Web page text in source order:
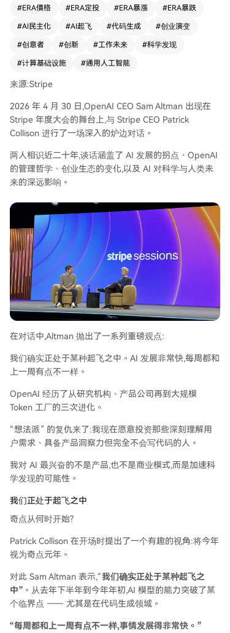
关键在于CEO亲自下场推动自动化，而非仅口头倡
机构，到产品公司，再到如今致力于成为大规模、
低成本、像电力一样的智能“Token工厂”基础设
薄。 在管理上，OpenAI依靠对“规模化”的共同信
念集中资源，Altman本人也通过Slack直接与数百
为“想法派的复仇”已经到来。深度理解用户、具备
产品洞察力的非技术创业者，如今借助AI工具也能
快速构建产品，值得投资。面对AGI可能在未来几
年到来的不确定性，他主张以“不信之信”的态度，
既做长期基础设施投入，又对近期保持清醒。 最
令Altman兴奋的是AI加速科学发现的潜力。它正在
并将在材料科学、能源（如核聚变）等领域带来飞
跃性突破。 最后，Altman重申了“迭代部署”和AI
民主化的重要性，反对将技术锁在“象牙塔”内，坚
信推动技术人人可用、可构建是其最重要的贡献。
#ERA價格 #ERA定投 #ERA暴漲 #ERA暴跌
#AI民主化 #AI起飞 #代码生成 #创业演变
#创意者 #创新 #工作未来 #科学发现
#计算基础设施 #通用人工智能
来源:Stripe
2026 年 4 月 30 日,OpenAI CEO Sam Altman 出现在
Stripe 年度大会的舞台上,与 Stripe CEO Patrick
Collison 进行了一场深入的炉边对话。
两人相识近二十年,谈话涵盖了 AI 发展的拐点、OpenAI
的管理哲学、创业生态的变化,以及 AI 对科学与人类未
来的深远影响。
在对话中,Altman 抛出了一系列重磅观点:
我们确实正处于某种起飞之中。AI 发展非常快,每周都和
上一周有点不一样。
OpenAI 经历了从研究机构、产品公司再到大规模
Token 工厂的三次进化。
“想法派” 的复仇来了:我现在愿意投资那些深刻理解用
户需求、具备产品洞察力但完全不会写代码的人。
我对 AI 最兴奋的不是产品,也不是商业模式,而是加速科
学发现的可能性。
我们正处于起飞之中
奇点从何时开始?
Patrick Collison 在开场时提出了一个有趣的视角:将今年
视为奇点元年。
对此 Sam Altman 表示,“我们确实正处于某种起飞之
中” 。从去年下半年到今年年初,AI 模型的能力突破了某
个临界点 —— 尤其是在代码生成领域。
“每周都和上一周有点不一样,事情发展得非常快。”